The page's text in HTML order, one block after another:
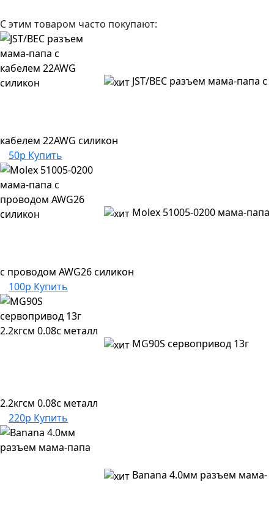
С этим товаром часто покупают:
JST/BEC разъем мама-папа с
кабелем 22AWG силикон
50р Купить
Molex 51005-0200 мама-папа
с проводом AWG26 силикон
100р Купить
MG90S сервопривод 13г
2.2кгсм 0.08с металл
220р Купить
Banana 4.0мм разъем мама-